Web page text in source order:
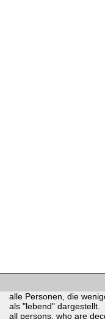
alle Personen, die
als "lebend" dargestellt.
all persons, who are